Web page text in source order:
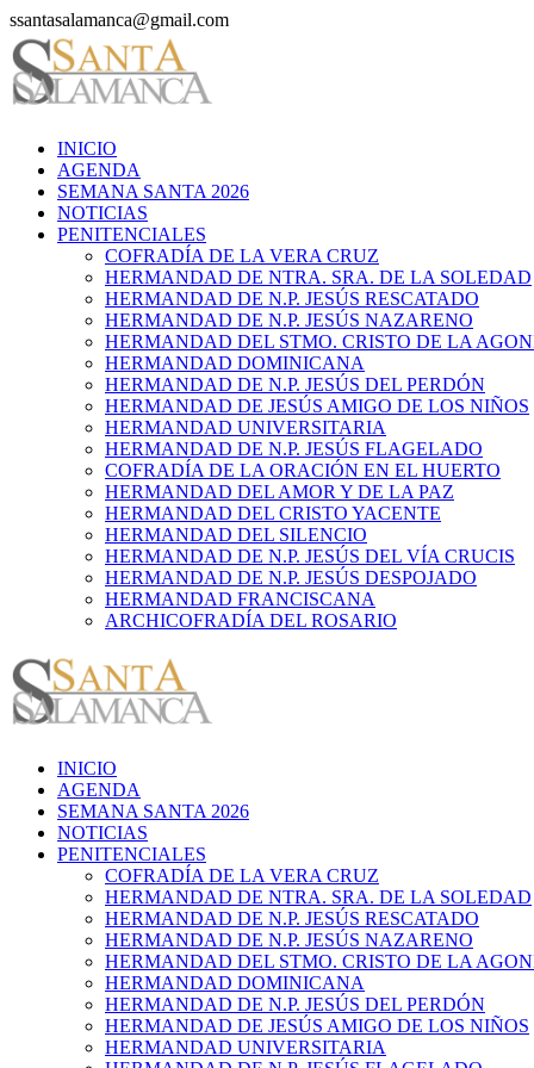
Saltar
al
contenido
ssantasalamanca@gmail.com
INICIO
AGENDA
SEMANA SANTA 2026
NOTICIAS
PENITENCIALES
COFRADÍA DE LA VERA CRUZ
HERMANDAD DE NTRA. SRA. DE LA SOLEDAD
HERMANDAD DE N.P. JESÚS RESCATADO
HERMANDAD DE N.P. JESÚS NAZARENO
HERMANDAD DEL STMO. CRISTO DE LA
HERMANDAD DOMINICANA
HERMANDAD DE N.P. JESÚS DEL PERDÓN
HERMANDAD DE JESÚS AMIGO DE LOS NIÑOS
HERMANDAD UNIVERSITARIA
HERMANDAD DE N.P. JESÚS FLAGELADO
COFRADÍA DE LA ORACIÓN EN EL HUERTO
HERMANDAD DEL AMOR Y DE LA PAZ
HERMANDAD DEL CRISTO YACENTE
HERMANDAD DEL SILENCIO
HERMANDAD DE N.P. JESÚS DEL VÍA CRUCIS
HERMANDAD DE N.P. JESÚS DESPOJADO
HERMANDAD FRANCISCANA
ARCHICOFRADÍA DEL ROSARIO
INICIO
AGENDA
SEMANA SANTA 2026
NOTICIAS
PENITENCIALES
COFRADÍA DE LA VERA CRUZ
HERMANDAD DE NTRA. SRA. DE LA SOLEDAD
HERMANDAD DE N.P. JESÚS RESCATADO
HERMANDAD DE N.P. JESÚS NAZARENO
HERMANDAD DEL STMO. CRISTO DE LA
HERMANDAD DOMINICANA
HERMANDAD DE N.P. JESÚS DEL PERDÓN
HERMANDAD DE JESÚS AMIGO DE LOS NIÑOS
HERMANDAD UNIVERSITARIA